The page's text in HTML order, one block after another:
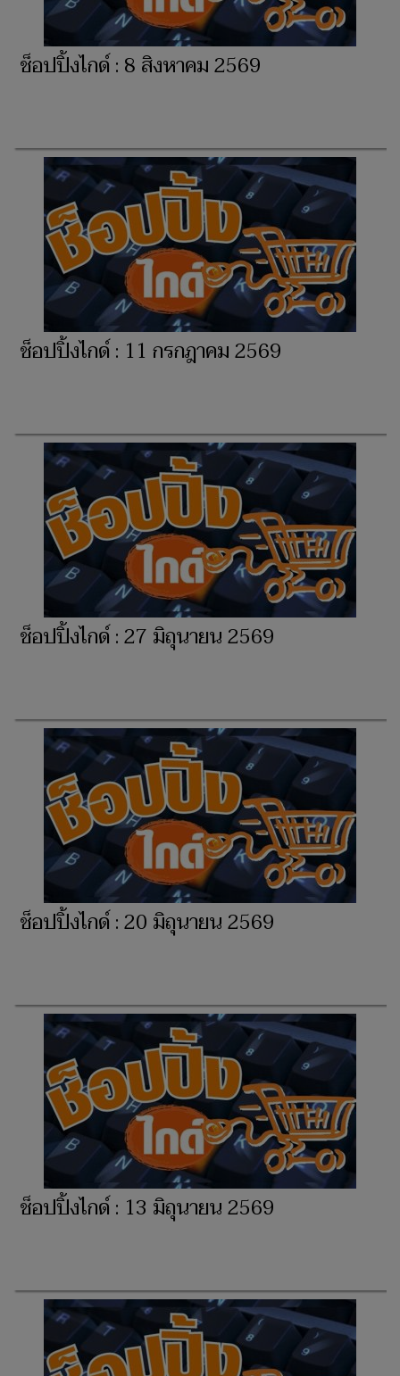
ช็อปปิ้งไกด์ : 8 สิงหาคม 2569
ช็อปปิ้งไกด์ : 11 กรกฎาคม 2569
ช็อปปิ้งไกด์ : 27 มิถุนายน 2569
ช็อปปิ้งไกด์ : 20 มิถุนายน 2569
ช็อปปิ้งไกด์ : 13 มิถุนายน 2569